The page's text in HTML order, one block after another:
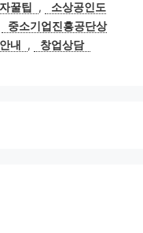
꿀팁 ,
소상공인도
중소기업진흥공단상
내 , 창업상담